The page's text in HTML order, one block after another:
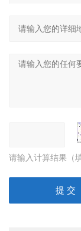
请输入计算结果（